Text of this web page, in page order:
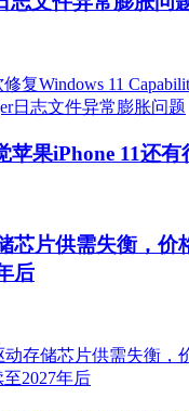
苹果iPhone 11还有
芯片供需失衡，价
后